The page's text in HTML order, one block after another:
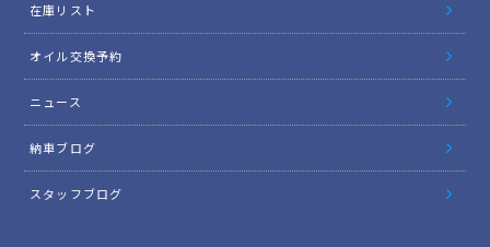
在庫リスト
オイル交換予約
ニュース
納車ブログ
スタッフブログ